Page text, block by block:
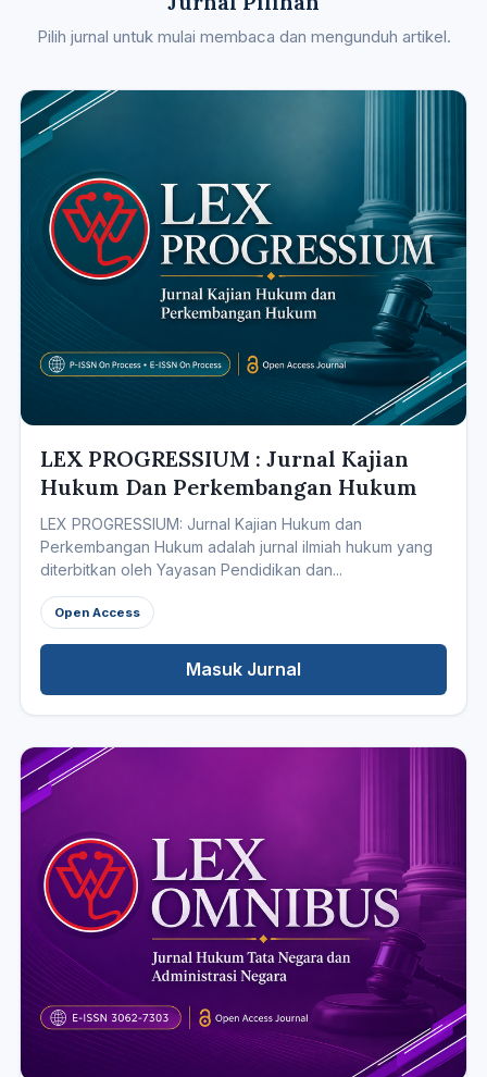
Pilih jurnal untuk mulai membaca dan mengunduh artikel.
LEX PROGRESSIUM : Jurnal Kajian
Hukum Dan Perkembangan Hukum
LEX PROGRESSIUM: Jurnal Kajian Hukum dan
Perkembangan Hukum adalah jurnal ilmiah hukum yang
diterbitkan oleh Yayasan Pendidikan dan...
Open Access
Masuk Jurnal